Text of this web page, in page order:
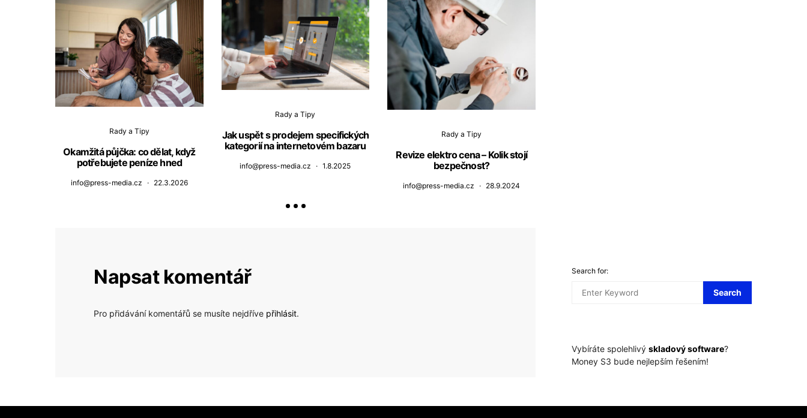
Rady a Tipy
Okamžitá půjčka: co dělat, když
potřebujete peníze hned
info@press-media.cz 22.3.2026
Rady a Tipy
Jak uspět s prodejem specifických
kategorií na internetovém bazaru
info@press-media.cz 1.8.2025
Rady a Tipy
Revize elektro cena – Kolik stojí
bezpečnost?
info@press-media.cz 28.9.2024
Napsat komentář
Pro přidávání komentářů se musíte nejdříve přihlásit.
Search for:
Search
Vybíráte spolehlivý skladový software?
Money S3 bude nejlepším řešením!